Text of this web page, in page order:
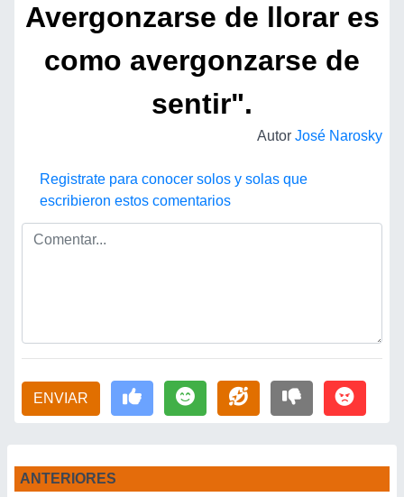
Avergonzarse de llorar es
como avergonzarse de
sentir".
Autor José Narosky
Registrate para conocer solos y solas que
escribieron estos comentarios
ENVIAR
ANTERIORES